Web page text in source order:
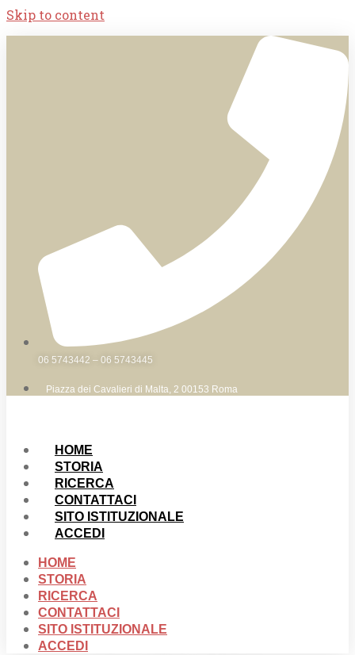
Skip to content
06 5743442 – 06 5743445
Piazza dei Cavalieri di Malta, 2 00153 Roma
HOME
STORIA
RICERCA
CONTATTACI
SITO ISTITUZIONALE
ACCEDI
HOME
STORIA
RICERCA
CONTATTACI
SITO ISTITUZIONALE
ACCEDI